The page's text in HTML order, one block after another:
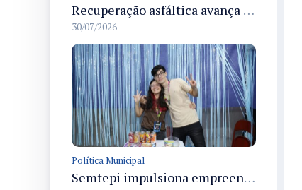
Recuperação asfáltica avança na rua Uirapurus em Manaus com operação Tapa-Buracos nesta quinta-feira
30/07/2026
Política Municipal
Semtepi impulsiona empreendedora da economia criativa e amplia renda familiar em Manaus